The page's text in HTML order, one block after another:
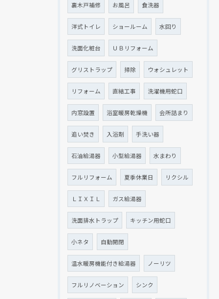
裏木戸補修 お風呂 食洗器
洋式トイレ ショールーム 水回り
洗面化粧台 ＵＢリフォーム
グリストラップ 掃除 ウォシュレット
リフォーム 直結工事 洗濯機用蛇口
内窓設置 浴室暖房乾燥機 会所詰まり
追い焚き 入浴剤 手洗い器
石油給湯器 小型給湯器 水まわり
フルリフォーム 夏季休業日 リクシル
ＬＩＸＩＬ ガス給湯器
洗面排水トラップ キッチン用蛇口
小ネタ 自動開閉
温水暖房機能付き給湯器 ノーリツ
フルリノベーション シンク